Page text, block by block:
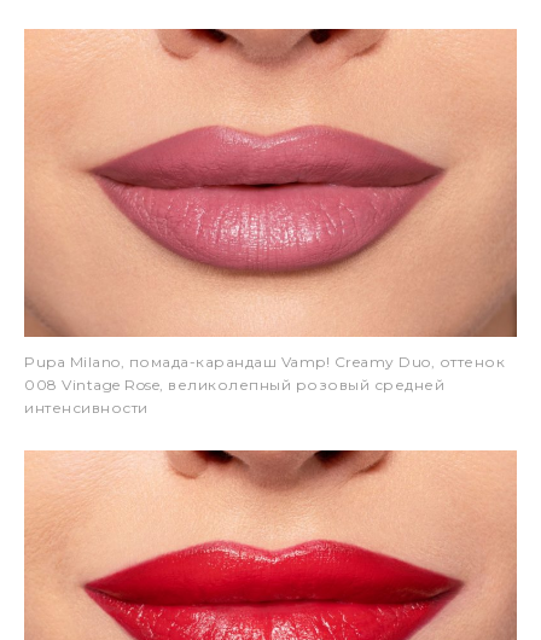
Pupa Milano, помада-карандаш Vamp! Creamy Duo, оттенок
008 Vintage Rose, великолепный розовый средней
интенсивности